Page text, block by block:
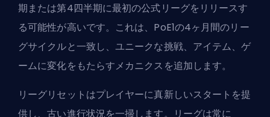
期または第4四半期に最初の公式リーグをリリースす
る可能性が高いです。これは、PoE1の4ヶ月間のリー
グサイクルと一致し、ユニークな挑戦、アイテム、ゲ
ームに変化をもたらすメカニクスを追加します。
リーグリセットはプレイヤーに真新しいスタートを提
供し、古い進行状況を一掃します。リーグは常に